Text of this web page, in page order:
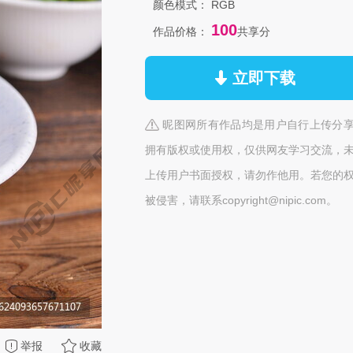
举报 收藏
颜色模式： RGB
作品价格： 100共享分
立即下载
昵图网所有作品均是用户自行上传分
拥有版权或使用权，仅供网友学习交流，
上传用户书面授权，请勿作他用。若您的
被侵害，请联系copyright@nipic.com。